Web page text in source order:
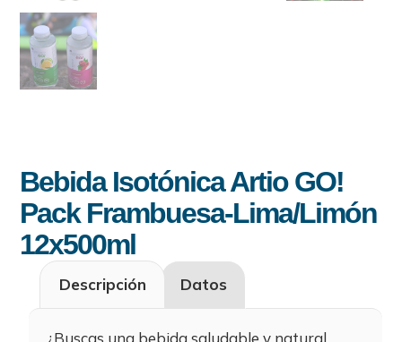
Bebida Isotónica Artio GO!
Pack Frambuesa-Lima/Limón
12x500ml
Descripción Datos
¿Buscas una bebida saludable y natural